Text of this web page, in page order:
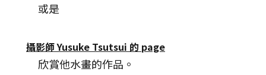
或是
攝影師 Yusuke Tsutsui 的 page
欣賞他水畫的作品。